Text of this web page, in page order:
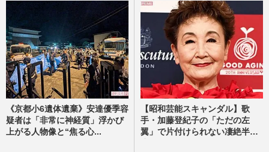
《京都小6遺体遺棄》安達優季容
疑者は「非常に神経質」浮かび
上がる人物像と“焦る心...
【昭和芸能スキャンダル】歌
手・加藤登紀子の「ただの左
翼」で片付けられない凄絶半